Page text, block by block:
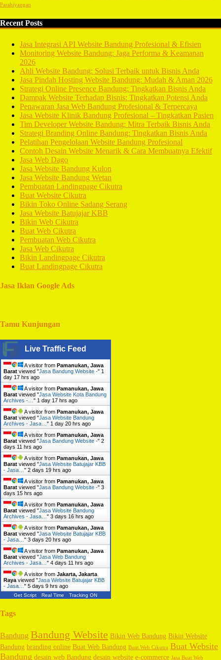
Parahiyangan
Recent Posts
Jasa Integrasi API Website Bandung Profesional & Efisien
Monitoring Website Bandung: Jaga Performa & Keamanan
2026
Ahli Website Bandung: Solusi Terbaik untuk Bisnis Anda
Jasa Pindah Hosting Website Bandung: Mudah & Aman 2026
Strategi Online Presence Bandung: Tingkatkan Bisnis Anda
Dampak Website Terhadap Bisnis: Tingkatkan Potensi Anda
Penawaran Jasa Web Bandung Profesional & Terpercaya
Jasa Website Klinik Bandung Profesional – Tingkatkan Pasien
Tim Developer Website Bandung: Mitra Terbaik Bisnis Anda
Strategi Branding Online Bandung: Tingkatkan Bisnis Anda
Pelatihan Pengelolaan Website Bandung Profesional
Contoh Desain Website Menarik & Cara Membuatnya Efektif
Jasa Web Dago
Jasa Website Bandung Kulon
Jasa Website Bandung Wetan
Pembuatan Landingpage Cikutra
Buat Website Cikutra
Bikin Toko Online Sadang Serang
Jasa Website Batujajar KBB
Bikin Web Cikutra
Buat Web Cikutra
Pembuatan Web Cikutra
Jasa Web Cikutra
Bikin Landingpage Cikutra
Buat Landingpage Cikutra
Jasa Iklan Google Ads
Tamu Kunjungan
Live Traffic Feed
A visitor from Pamanukan, Jawa
Barat viewed "Jasa Bandung Website -" 1
day 17 hrs ago
A visitor from Pamanukan, Jawa
Barat viewed "Jasa Website Kota Bandung
Archives -… " 1 day 17 hrs ago
A visitor from Pamanukan, Jawa
Barat viewed "Jasa Website Bandung
Archives - Jasa… " 1 day 20 hrs ago
A visitor from Pamanukan, Jawa
Barat viewed "Jasa Bandung Website -" 2
days 11 hrs ago
A visitor from Pamanukan, Jawa
Barat viewed "Jasa Website Batujajar KBB
- Jasa… " 2 days 19 hrs ago
A visitor from Pamanukan, Jawa
Barat viewed "Jasa Bandung Website -" 3
days 15 hrs ago
A visitor from Pamanukan, Jawa
Barat viewed "Jasa Website Bandung
Archives - Jasa… " 3 days 16 hrs ago
A visitor from Pamanukan, Jawa
Barat viewed "Jasa Website Batujajar KBB
- Jasa… " 3 days 20 hrs ago
A visitor from Pamanukan, Jawa
Barat viewed "Jasa Web Bandung
Archives - Jasa… " 4 days 11 hrs ago
A visitor from Jakarta, Jakarta
Raya viewed "Jasa Website Batujajar KBB
- Jasa… " 5 days 9 hrs ago
Get Script Real Time Tracking ON
Tags
Bandung Bandung Website Bikin Web Bandung Bikin Website
Bandung branding online Buat Web Bandung Buat Web Cikutra Buat Website
Bandung desain web Bandung desain website e-commerce Jasa Buat Web